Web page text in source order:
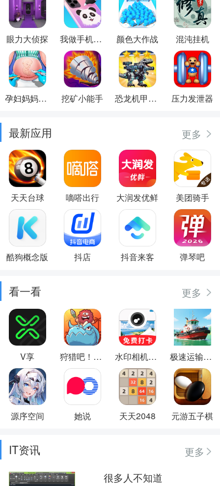
眼力大侦探 我做手机壳特好看 颜色大作战 混沌挂机
孕妇妈妈日记 挖矿小能手 恐龙机甲射手 压力发泄器
最新应用 更多
天天台球 嘀嗒出行 大润发优鲜 美团骑手
酷狗概念版 抖店 抖音来客 弹琴吧
看一看 更多
V享 狩猎吧！原始人 水印相机免费打卡 极速运输英雄
源序空间 她说 天天2048 元游五子棋
IT资讯
更多
很多人不知道